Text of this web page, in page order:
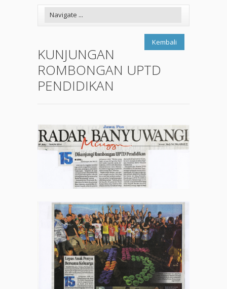
Kembali
KUNJUNGAN
ROMBONGAN UPTD
PENDIDIKAN